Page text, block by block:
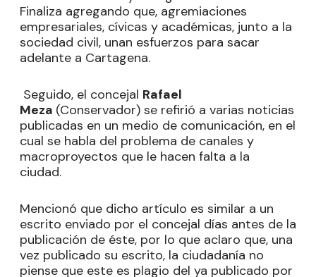
Finaliza agregando que, agremiaciones
empresariales, cívicas y académicas, junto a la
sociedad civil, unan esfuerzos para sacar
adelante a Cartagena.
Seguido, el concejal Rafael
Meza (Conservador) se refirió a varias noticias
publicadas en un medio de comunicación, en el
cual se habla del problema de canales y
macroproyectos que le hacen falta a la
ciudad.
Mencionó que dicho artículo es similar a un
escrito enviado por el concejal días antes de la
publicación de éste, por lo que aclaro que, una
vez publicado su escrito, la ciudadanía no
piense que este es plagio del ya publicado por